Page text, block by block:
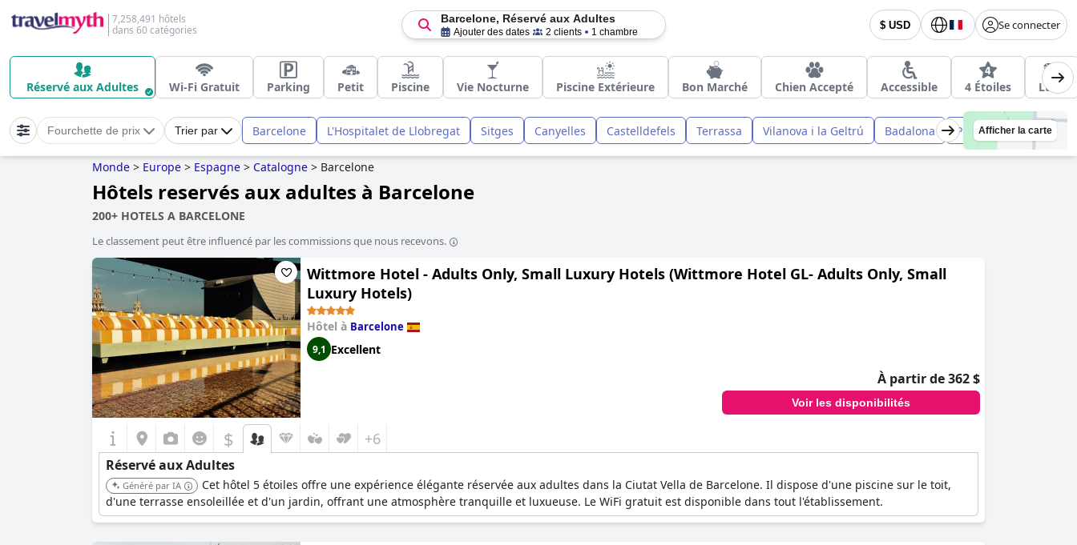
7,258,491 hôtels
dans 60 catégories
$ USD Se connecter
Barcelone, Réservé aux Adultes
Ajouter des dates 2 clients 1 chambre
Réservé aux Adultes Wi-Fi Gratuit Parking Petit Piscine Vie Nocturne Piscine Extérieure Bon Marché Chien Accepté Accessible 4 Étoiles Luxe
Fourchette de prix Trier par Barcelone L'Hospitalet de Llobregat Sitges Canyelles Castelldefels Terrassa Vilanova i la Geltrú Badalona Pineda de Mar
Afficher la carte
Monde > Europe > Espagne > Catalogne > Barcelone
Hôtels reservés aux adultes à Barcelone
200+ HOTELS A BARCELONE
Le classement peut être influencé par les commissions que nous recevons.
Wittmore Hotel - Adults Only, Small Luxury Hotels (Wittmore Hotel GL- Adults Only, Small
Luxury Hotels)
Hôtel à Barcelone
9,1 Excellent
À partir de 362 $
Voir les disponibilités
$ +6
Réservé aux Adultes
Généré par IA
Cet hôtel 5 étoiles offre une expérience élégante réservée aux adultes dans la Ciutat Vella de Barcelone. Il dispose d'une piscine sur le toit,
d'une terrasse ensoleillée et d'un jardin, offrant une atmosphère tranquille et luxueuse. Le WiFi gratuit est disponible dans tout l'établissement.